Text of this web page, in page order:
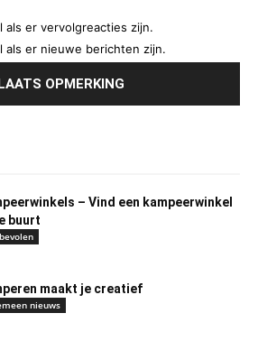
als er vervolgreacties zijn.
als er nieuwe berichten zijn.
– Vind een kampeerwinkel
buurt
maakt je creatief
nieuws